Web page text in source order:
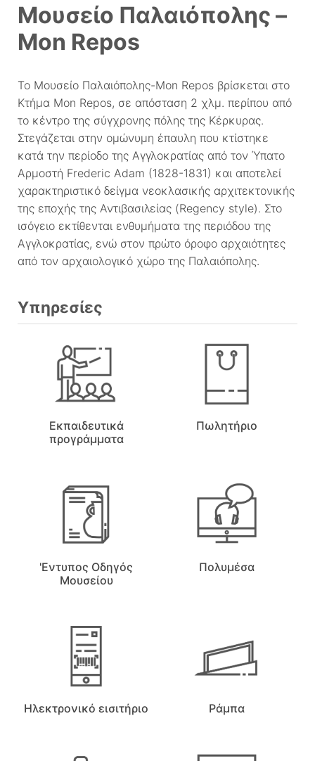
Μουσείο Παλαιόπολης –
Mon Repos
Το Μουσείο Παλαιόπολης-Mon Repos βρίσκεται στο
Κτήμα Mon Repos, σε απόσταση 2 χλμ. περίπου από
το κέντρο της σύγχρονης πόλης της Κέρκυρας.
Στεγάζεται στην ομώνυμη έπαυλη που κτίστηκε
κατά την περίοδο της Αγγλοκρατίας από τον Ύπατο
Αρμοστή Frederic Adam (1828-1831) και αποτελεί
χαρακτηριστικό δείγμα νεοκλασικής αρχιτεκτονικής
της εποχής της Αντιβασιλείας (Regency style). Στο
ισόγειο εκτίθενται ενθυμήματα της περιόδου της
Αγγλοκρατίας, ενώ στον πρώτο όροφο αρχαιότητες
από τον αρχαιολογικό χώρο της Παλαιόπολης.
Υπηρεσίες
Εκπαιδευτικά
προγράμματα
Πωλητήριο
'Εντυπος Οδηγός
Μουσείου
Πολυμέσα
Ηλεκτρονικό εισιτήριο Ράμπα